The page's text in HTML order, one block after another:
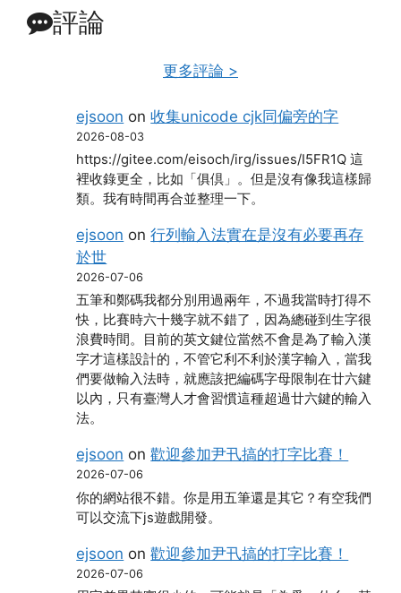
評論
更多評論 >
ejsoonon收集unicode cjk同偏旁的字
2026-08-03
https://gitee.com/eisoch/irg/issues/I5FR1Q 這
裡收錄更全，比如「俱倶」。但是沒有像我這樣歸
類。我有時間再合並整理一下。
ejsoonon行列輸入法實在是沒有必要再存
於世
2026-07-06
五筆和鄭碼我都分別用過兩年，不過我當時打得不
快，比賽時六十幾字就不錯了，因為總碰到生字很
浪費時間。目前的英文鍵位當然不會是為了輸入漢
字才這樣設計的，不管它利不利於漢字輸入，當我
們要做輸入法時，就應該把編碼字母限制在廿六鍵
以內，只有臺灣人才會習慣這種超過廿六鍵的輸入
法。
ejsoonon歡迎參加尹卂搞的打字比賽！
2026-07-06
你的網站很不錯。你是用五筆還是其它？有空我們
可以交流下js遊戲開發。
ejsoonon歡迎參加尹卂搞的打字比賽！
2026-07-06